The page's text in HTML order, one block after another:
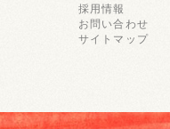
採用情報
お問い合わせ
サイトマップ